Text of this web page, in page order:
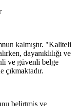
kalmıştır. "Kaliteli
dayanıklılığı ve
ve güvenli belge
çıkmaktadır.
belirtmiş ve